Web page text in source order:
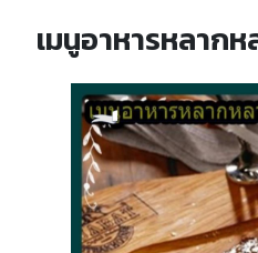
เมนูอาหารหลาก